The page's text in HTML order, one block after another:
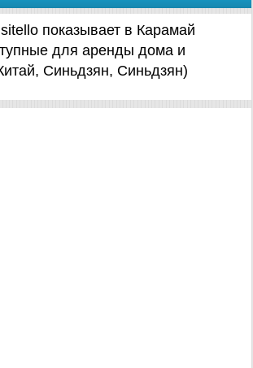
показывает в Карамай
для аренды дома и
Синьдзян, Синьдзян)